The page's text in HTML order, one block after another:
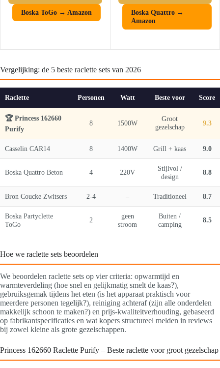
Boska ToGo → Amazon
Boska Quattro →
Amazon
Vergelijking: de 5 beste raclette sets van 2026
Raclette Personen Watt Beste voor Score
🏆 Princess 162660
Purify
8 1500W
Groot
gezelschap
9.3
Casselin CAR14 8 1400W Grill + kaas 9.0
Boska Quattro Beton 4 220V
Stijlvol /
design
8.8
Bron Coucke Zwitsers 2-4 – Traditioneel 8.7
Boska Partyclette
ToGo
2
geen
stroom
Buiten /
camping
8.5
Hoe we raclette sets beoordelen
We beoordelen raclette sets op vier criteria: opwarmtijd en
warmteverdeling (hoe snel en gelijkmatig smelt de kaas?),
gebruiksgemak tijdens het eten (is het apparaat praktisch voor
meerdere personen tegelijk?), reiniging achteraf (zijn alle onderdelen
makkelijk schoon te maken?) en prijs-kwaliteitverhouding, gebaseerd
op fabrikantspecificaties en wat kopers structureel melden in reviews
bij zowel kleine als grote gezelschappen.
Princess 162660 Raclette Purify – Beste raclette voor groot gezelschap